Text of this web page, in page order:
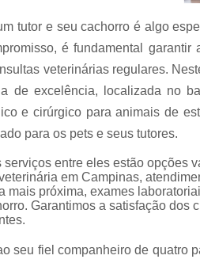
Odontologia
para animais
de estimação
Odontologia
para pet
Ozonioterapia
animal
tutor e seu cachorro é algo
é fundamental
veterinárias regulares.
de excelência, localizada no
e cirúrgico para animais de
para os pets e seus tutores.
serviços entre eles estão opções
em Campinas,
mais próxima, exames
Garantimos a satisfação
seu fiel companheiro de quatro